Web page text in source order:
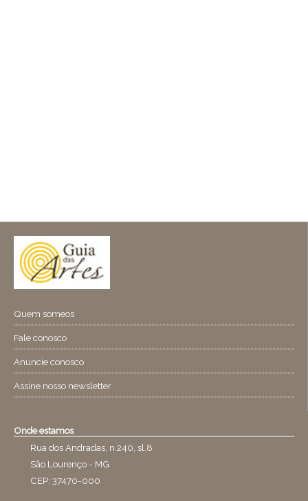
Quem someos
Fale conosco
Anuncie conosco
Assine nosso newsletter
Onde estamos
Rua dos Andradas, n.240, sl.8
São Lourenço - MG
CEP: 37470-000